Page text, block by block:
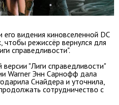
видения киновселенной DC
чтобы режиссёр вернулся для
справедливости".
"Лиги справедливости"
Warner Энн Сарнофф дала
Снайдера и уточнила,
сотрудничество с